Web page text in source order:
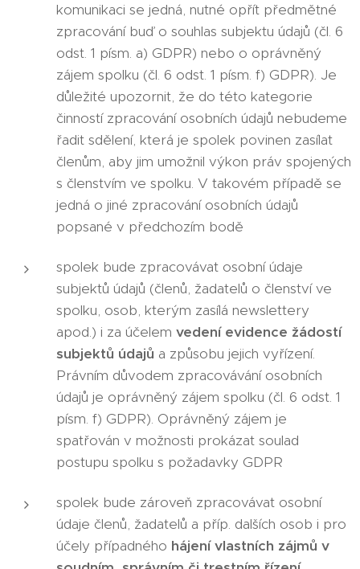
komunikaci se jedná, nutné opřít předmětné
zpracování buď o souhlas subjektu údajů (čl. 6
odst. 1 písm. a) GDPR) nebo o oprávněný
zájem spolku (čl. 6 odst. 1 písm. f) GDPR). Je
důležité upozornit, že do této kategorie
činností zpracování osobních údajů nebudeme
řadit sdělení, která je spolek povinen zasílat
členům, aby jim umožnil výkon práv spojených
s členstvím ve spolku. V takovém případě se
jedná o jiné zpracování osobních údajů
popsané v předchozím bodě
spolek bude zpracovávat osobní údaje
subjektů údajů (členů, žadatelů o členství ve
spolku, osob, kterým zasílá newslettery
apod.) i za účelem vedení evidence žádostí
subjektů údajů a způsobu jejich vyřízení.
Právním důvodem zpracovávání osobních
údajů je oprávněný zájem spolku (čl. 6 odst. 1
písm. f) GDPR). Oprávněný zájem je
spatřován v možnosti prokázat soulad
postupu spolku s požadavky GDPR
spolek bude zároveň zpracovávat osobní
údaje členů, žadatelů a příp. dalších osob i pro
účely případného hájení vlastních zájmů v